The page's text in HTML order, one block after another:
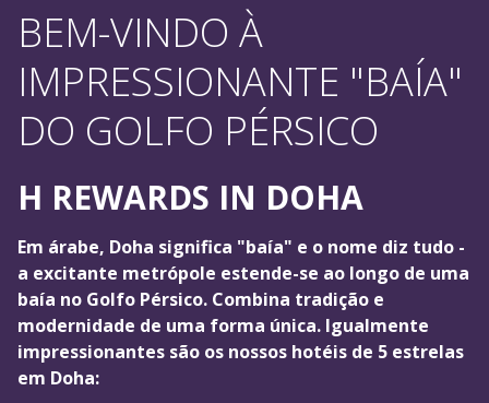
BEM-VINDO À
IMPRESSIONANTE "BAÍA"
DO GOLFO PÉRSICO
H REWARDS IN DOHA
Em árabe, Doha significa "baía" e o nome diz tudo -
a excitante metrópole estende-se ao longo de uma
baía no Golfo Pérsico. Combina tradição e
modernidade de uma forma única. Igualmente
impressionantes são os nossos hotéis de 5 estrelas
em Doha: